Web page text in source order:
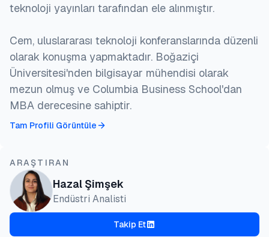
teknoloji yayınları tarafından ele alınmıştır.
Cem, uluslararası teknoloji konferanslarında düzenli
olarak konuşma yapmaktadır. Boğaziçi
Üniversitesi'nden bilgisayar mühendisi olarak
mezun olmuş ve Columbia Business School'dan
MBA derecesine sahiptir.
Tam Profili Görüntüle
ARAŞTIRAN
Hazal Şimşek
Endüstri Analisti
Takip Et